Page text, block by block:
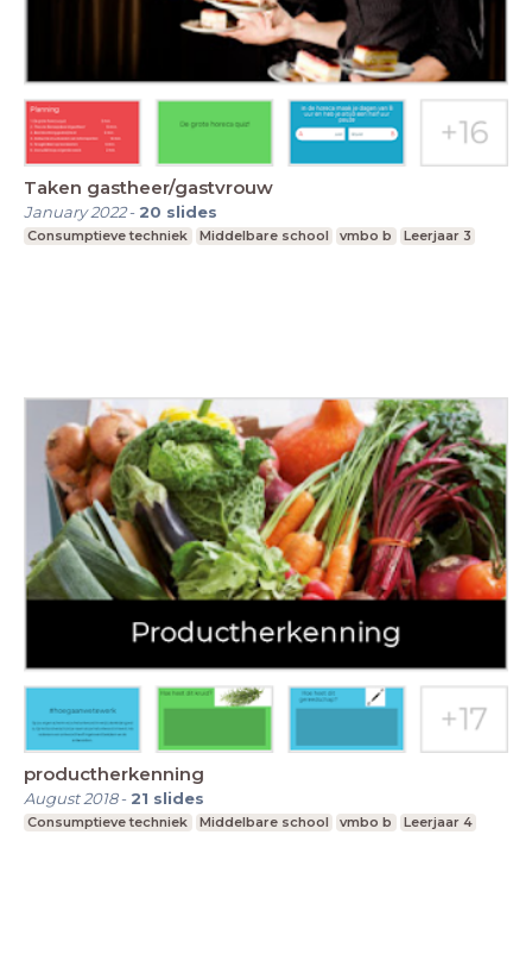
Taken gastheer/gastvrouw
January 2022- 20 slides
Consumptieve techniek Middelbare school vmbo b Leerjaar 3
productherkenning
August 2018- 21 slides
Consumptieve techniek Middelbare school vmbo b Leerjaar 4